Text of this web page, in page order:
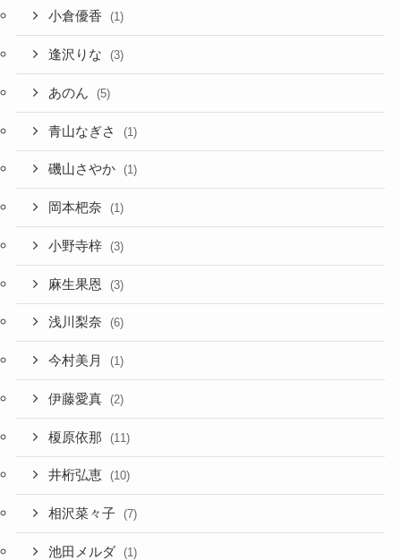
小倉優香 (1)
逢沢りな (3)
あのん (5)
青山なぎさ (1)
磯山さやか (1)
岡本杷奈 (1)
小野寺梓 (3)
麻生果恩 (3)
浅川梨奈 (6)
今村美月 (1)
伊藤愛真 (2)
榎原依那 (11)
井桁弘恵 (10)
相沢菜々子 (7)
池田メルダ (1)